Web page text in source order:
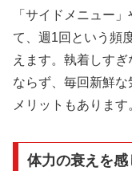
「サイドメニュー
て、週1回という頻
えます。執着しす
ならず、毎回新鮮
メリットもあります
体力の衰えを